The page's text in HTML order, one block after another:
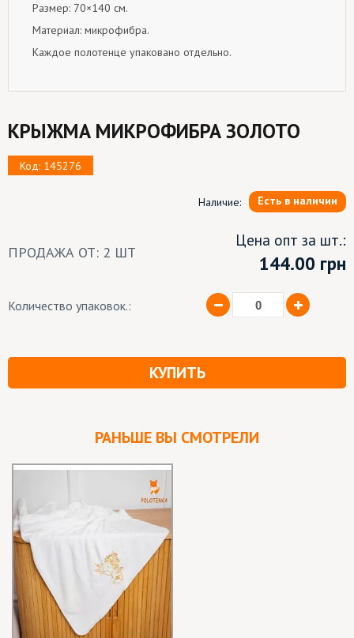
Размер: 70×140 см.
Материал: микрофибра.
Каждое полотенце упаковано отдельно.
КРЫЖМА МИКРОФИБРА ЗОЛОТО
Код: 145276
Наличие: Есть в наличии
ПРОДАЖА ОТ: 2 ШТ
Цена опт за шт.:
144.00 грн
Количество упаковок.:
КУПИТЬ
РАНЬШЕ ВЫ СМОТРЕЛИ